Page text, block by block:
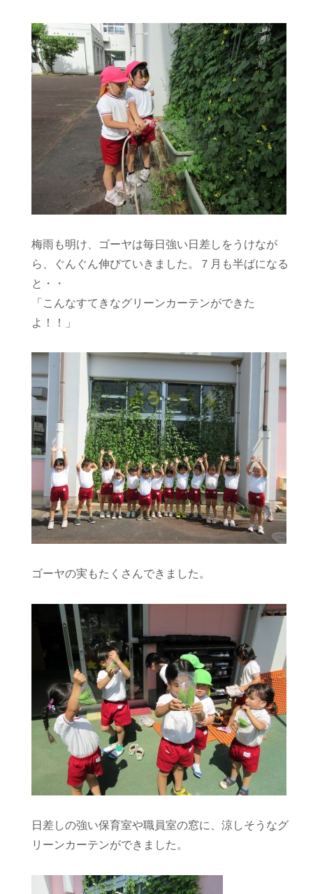
梅雨も明け、ゴーヤは毎日強い日差しをうけなが
ら、ぐんぐん伸びていきました。７月も半ばになる
と・・
「こんなすてきなグリーンカーテンができた
よ！！」
ゴーヤの実もたくさんできました。
日差しの強い保育室や職員室の窓に、涼しそうなグ
リーンカーテンができました。